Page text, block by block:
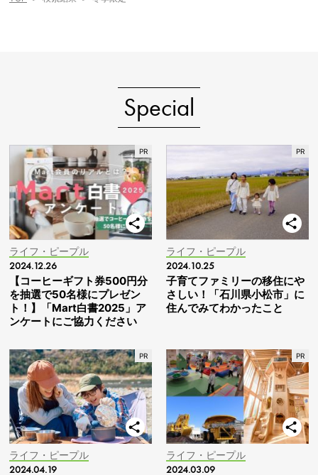
Special
ライフ・ピープル
2024.12.26
【コーヒーギフト券500円分
を抽選で50名様にプレゼン
ト！】「Mart白書2025」ア
ンケートにご協力ください
ライフ・ピープル
2024.10.25
子育てファミリーの移住にや
さしい！「石川県小松市」に
住んでみてわかったこと
ライフ・ピープル
2024.04.19
ライフ・ピープル
2024.03.09